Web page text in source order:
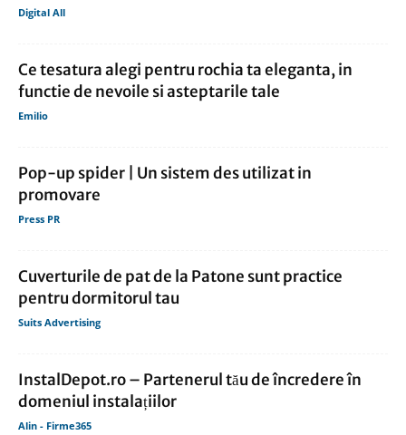
Digital All
Ce tesatura alegi pentru rochia ta eleganta, in
functie de nevoile si asteptarile tale
Emilio
Pop-up spider | Un sistem des utilizat in
promovare
Press PR
Cuverturile de pat de la Patone sunt practice
pentru dormitorul tau
Suits Advertising
InstalDepot.ro – Partenerul tău de încredere în
domeniul instalațiilor
Alin - Firme365